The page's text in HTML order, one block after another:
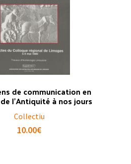
de communication en
l’Antiquité à nos jours
Collectiu
10.00€